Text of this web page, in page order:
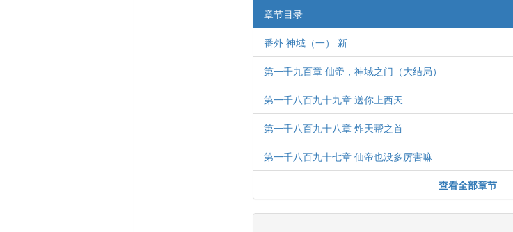
章节目录
番外 神域（一） 新
第一千九百章 仙帝，神域之门（大结局）
第一千八百九十九章 送你上西天
第一千八百九十八章 炸天帮之首
第一千八百九十七章 仙帝也没多厉害嘛
查看全部章节